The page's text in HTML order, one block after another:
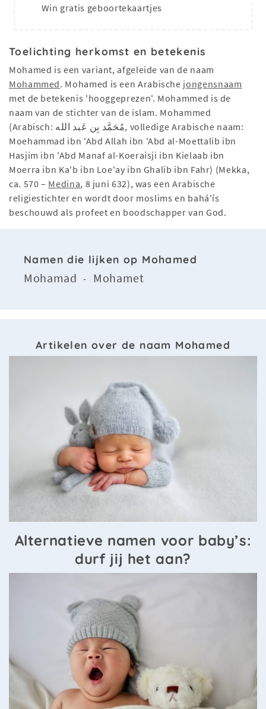
Win gratis geboortekaartjes
Toelichting herkomst en betekenis
Mohamed is een variant, afgeleide van de naam
Mohammed. Mohamed is een Arabische jongensnaam
met de betekenis 'hooggeprezen'. Mohammed is de
naam van de stichter van de islam. Mohammed
(Arabisch: مُحَمَّد بِن عَبد الله, volledige Arabische naam:
Moehammad ibn 'Abd Allah ibn 'Abd al-Moettalib ibn
Hasjim ibn 'Abd Manaf al-Koeraisji ibn Kielaab ibn
Moerra ibn Ka'b ibn Loe'ay ibn Ghalib ibn Fahr) (Mekka,
ca. 570 – Medina, 8 juni 632), was een Arabische
religiestichter en wordt door moslims en bahá'ís
beschouwd als profeet en boodschapper van God.
Namen die lijken op Mohamed
Mohamad - Mohamet
Artikelen over de naam Mohamed
Alternatieve namen voor baby’s:
durf jij het aan?